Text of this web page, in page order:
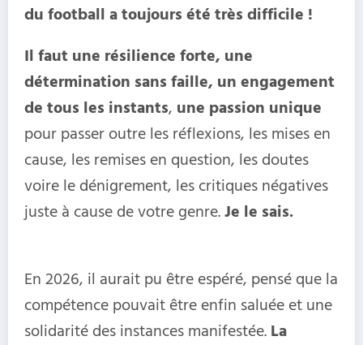
du football a toujours été très difficile !
Il faut une résilience forte, une
détermination sans faille, un engagement
de tous les instants, une passion unique
pour passer outre les réflexions, les mises en
cause, les remises en question, les doutes
voire le dénigrement, les critiques négatives
juste à cause de votre genre.Je le sais.
En 2026, il aurait pu être espéré, pensé que la
compétence pouvait être enfin saluée et une
solidarité des instances manifestée. La